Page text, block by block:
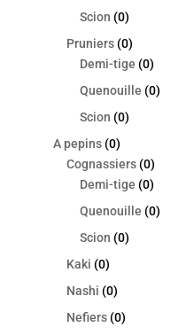
Scion (0)
Pruniers (0)
Demi-tige (0)
Quenouille (0)
Scion (0)
A pepins (0)
Cognassiers (0)
Demi-tige (0)
Quenouille (0)
Scion (0)
Kaki (0)
Nashi (0)
Nefiers (0)